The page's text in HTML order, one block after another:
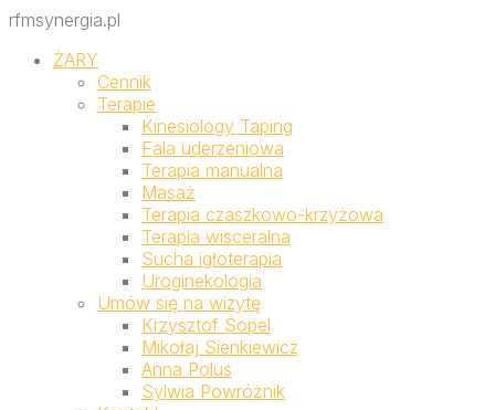
rfmsynergia.pl
ŻARY
Cennik
Terapie
Kinesiology Taping
Fala uderzeniowa
Terapia manualna
Masaż
Terapia czaszkowo-krzyżowa
Terapia wisceralna
Sucha igłoterapia
Uroginekologia
Umów się na wizytę
Krzysztof Sopel
Mikołaj Sienkiewicz
Anna Polus
Sylwia Powróżnik